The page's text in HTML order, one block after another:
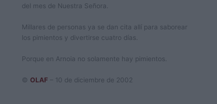
del mes de Nuestra Señora.
Millares de personas ya se dan cita allí para saborear
los pimientos y divertirse cuatro días.
Porque en Arnoia no solamente hay pimientos.
© OLAF – 10 de diciembre de 2002